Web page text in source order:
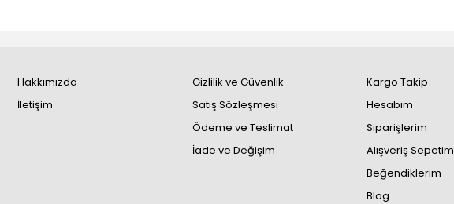
Hakkımızda
İletişim
Gizlilik ve Güvenlik
Satış Sözleşmesi
Ödeme ve Teslimat
İade ve Değişim
Kargo Takip
Hesabım
Siparişlerim
Alışveriş Sepetim
Beğendiklerim
Blog